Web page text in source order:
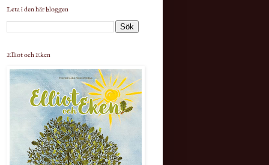
Leta i den här bloggen
Elliot och Eken